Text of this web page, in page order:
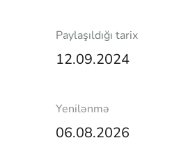
Paylaşıldığı tarix
12.09.2024
Yenilənmə
06.08.2026